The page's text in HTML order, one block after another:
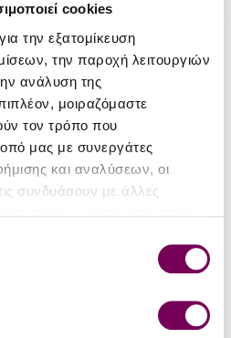
cookies
την εξατομίκευση
την παροχή λειτουργιών
ανάλυση της
μοιραζόμαστε
τον τρόπο που
μας με συνεργάτες
και αναλύσεων, οι
συνδυάσουν με άλλες
Μικρά Θήρα
Ησυχος Ξηρός
Π.Ο.Π. Σαντορίνη